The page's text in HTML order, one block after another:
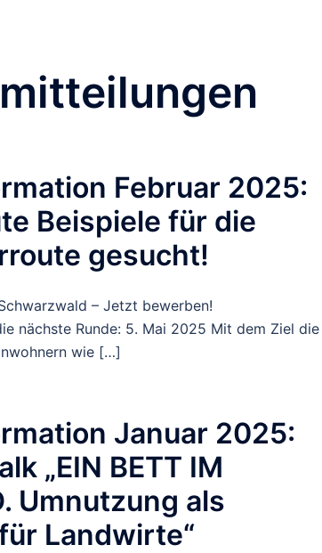
Februar 2025:
Beispiele für die
gesucht!
– Jetzt bewerben!
nächste Runde: 5. Mai 2025 Mit dem Ziel die
wie […]
Januar 2025:
„EIN BETT IM
Umnutzung als
Landwirte“